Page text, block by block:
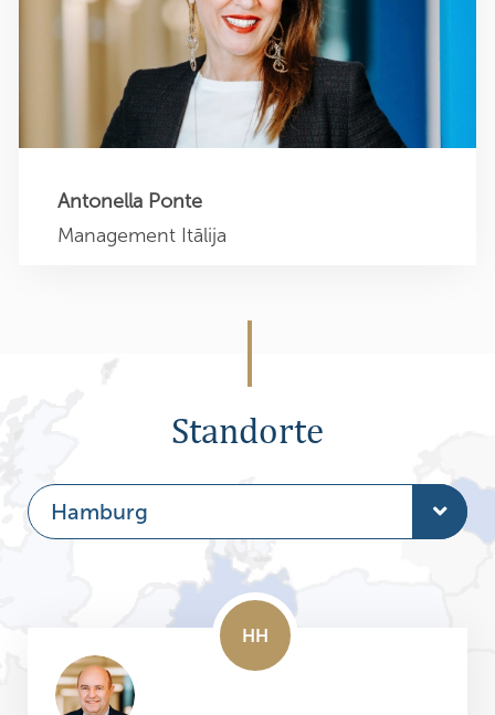
Antonella Ponte
Management Itālija
Vadība Itālija
a.ponte@sehner-italia.it
+39 335 5837670
Standorte
Hamburg
Riga